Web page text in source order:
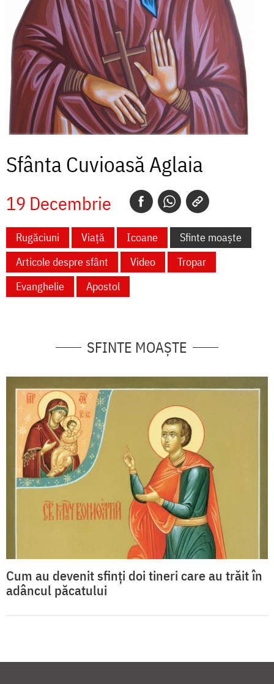
Sfânta Cuvioasă Aglaia
19 Decembrie
Rugăciuni Viață Icoane
Sfinte moaște
Articole despre sfânt
Video
Tropar
Evanghelie
Apostol
SFINTE MOAȘTE
Cum au devenit sfinți doi tineri care au trăit în
adâncul păcatului